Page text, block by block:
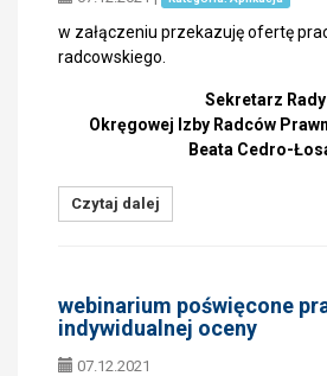
w załączeniu przekazuję ofertę
radcowskiego.
Sekretarz Rady
Okręgowej Izby Radców
Beata Cedro-
Czytaj dalej
webinarium poświęcone
indywidualnej oceny
07.12.2021